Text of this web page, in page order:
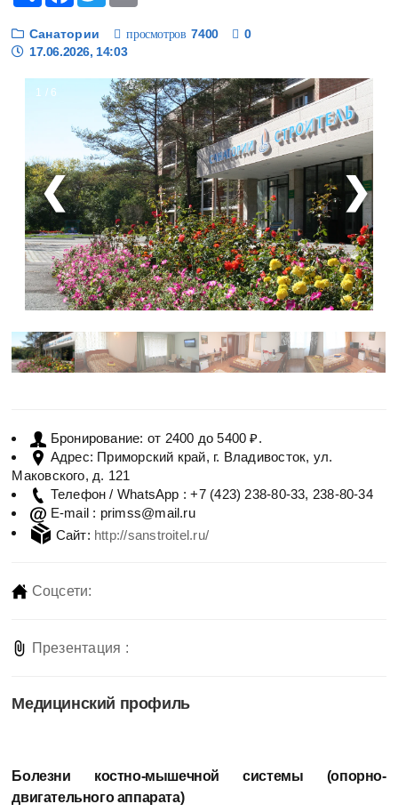
Санатории просмотров 7400
0
17.06.2026, 14:03
1 / 6
❮ ❯
Бронирование: от 2400 до 5400 ₽.
Адрес: Приморский край, г. Владивосток, ул.
Маковского, д. 121
Телефон / WhatsApp : +7 (423) 238-80-33, 238-80-34
E-mail : primss@mail.ru
Сайт: http://sanstroitel.ru/
Соцсети:
Презентация :
Медицинский профиль
Болезни костно-мышечной системы (опорно-
двигательного аппарата)